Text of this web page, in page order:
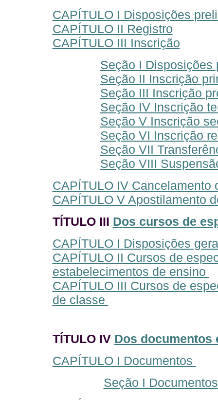
CAPÍTULO I Disposições
CAPÍTULO II Registro
CAPÍTULO III Inscrição
Seção I Disposições
Seção II Inscrição
Seção III Inscrição
Seção IV Inscrição
Seção V Inscrição
Seção VI Inscrição
Seção VII
Seção VIII
CAPÍTULO IV Cancelamento
CAPÍTULO V Apostilamento
TÍTULO III Dos cursos de
CAPÍTULO I Disposições
CAPÍTULO II Cursos de
estabelecimentos de ensino
CAPÍTULO III Cursos de
de classe
TÍTULO IV Dos documentos
CAPÍTULO I Documentos
Seção I